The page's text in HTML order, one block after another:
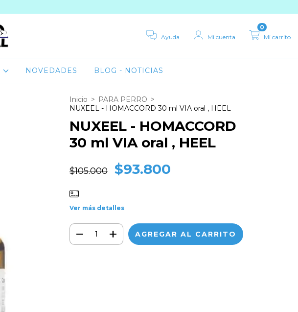
Ayuda Mi cuenta Mi carrito
0
NOVEDADES BLOG - NOTICIAS
Inicio > PARA PERRO >
NUXEEL - HOMACCORD 30 ml VIA oral , HEEL
NUXEEL - HOMACCORD
30 ml VIA oral , HEEL
$105.000 $93.800
Ver más detalles